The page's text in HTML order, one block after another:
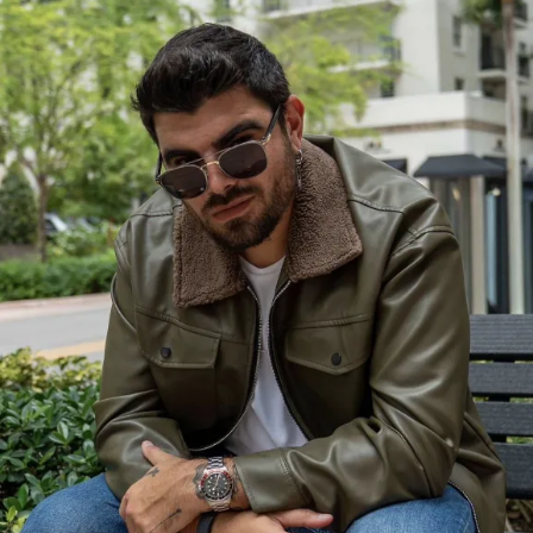
se me olvidó. Si artistas como Danny confían en mí,
¿por qué yo no confiaría en mí?”.
Además, este estreno está fuertemente ligado a la
simbología del número ocho, asociado al crecimiento,
la evolución y la consolidación de un proyecto
duradero.Y así lo explica el propio artista.
“’Beso de esos’ es la cuarta puerta de mi E.P. ‘8’,disco
del que ya conocen ‘Mi cora va A explotar’, ‘Estado de
emergencia’ y ‘364’.Todo el E.P. habla de los
diferentes sentimientos que viví con una chica, pero
también tiene un trasfondo espiritual., ya que cada
canción representa una de las ocho puertas que
conforman este universo y simboliza una etapa
distinta del proceso emocional y espiritual que
cuenta el proyecto. El número 8 está relacionado con el
crecimiento, la evolución y la construcción de un
ganas tengo de un verano en la ciudad / llegar a casa con
arena en los pies / hacer contigo lo que me hace extrañar
ese verano del 2016”,y una energía luminosa y
veraniega,“Verano en la Ciudad”también retrata el
deseo de compartir nuestro mundo con alguien especial.
La canción se convierte así en una invitación a recorrer
las calles, los rincones y los lugares que marcaron
nuestra infancia y juventud. Son espacios que guardan
recuerdos y que, al mostrárselos a otra persona, se
transforman en una manera de revelar quiénes somos.
Porque, a veces, conocer la ciudad de alguien también
significa conocer su historia.
El nuevo sencillo llega después de un destacado 2026
para Joaquina, quien protagonizó la portada de la
edición “Future of Music 2026” deRolling Stone en
Español. La artista también debutó enLollapalooza
Argentina y Chile,convirtiéndose en la artista más